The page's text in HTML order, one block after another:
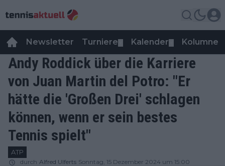
Newsletter Turniere Kalender Kolumnen
Andy Roddick über die Karriere
von Juan Martin del Potro: "Er
hätte die 'Großen Drei' schlagen
können, wenn er sein bestes
Tennis spielt"
ATP
durch Alfred Ulferts Sonntag, 15 Dezember 2024 um 15:00